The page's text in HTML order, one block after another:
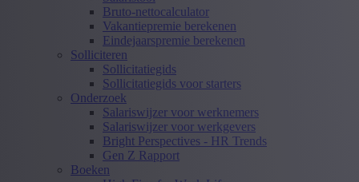
Bruto-nettocalculator
Vakantiepremie berekenen
Eindejaarspremie berekenen
Solliciteren
Sollicitatiegids
Sollicitatiegids voor starters
Onderzoek
Salariswijzer voor werknemers
Salariswijzer voor werkgevers
Bright Perspectives - HR Trends
Gen Z Rapport
Boeken